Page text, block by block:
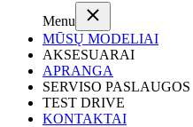
Menu
MŪSŲ MODELIAI
AKSESUARAI
APRANGA
SERVISO PASLAUGOS
TEST DRIVE
KONTAKTAI